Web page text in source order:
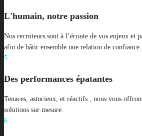
L'humain, notre passion
Nos recruteurs sont à l’écoute de vos enjeux et
afin de bâtir ensemble une relation de confiance.
5
Des performances épatantes
Tenaces, astucieux, et réactifs , nous vous
solutions sur mesure.
6